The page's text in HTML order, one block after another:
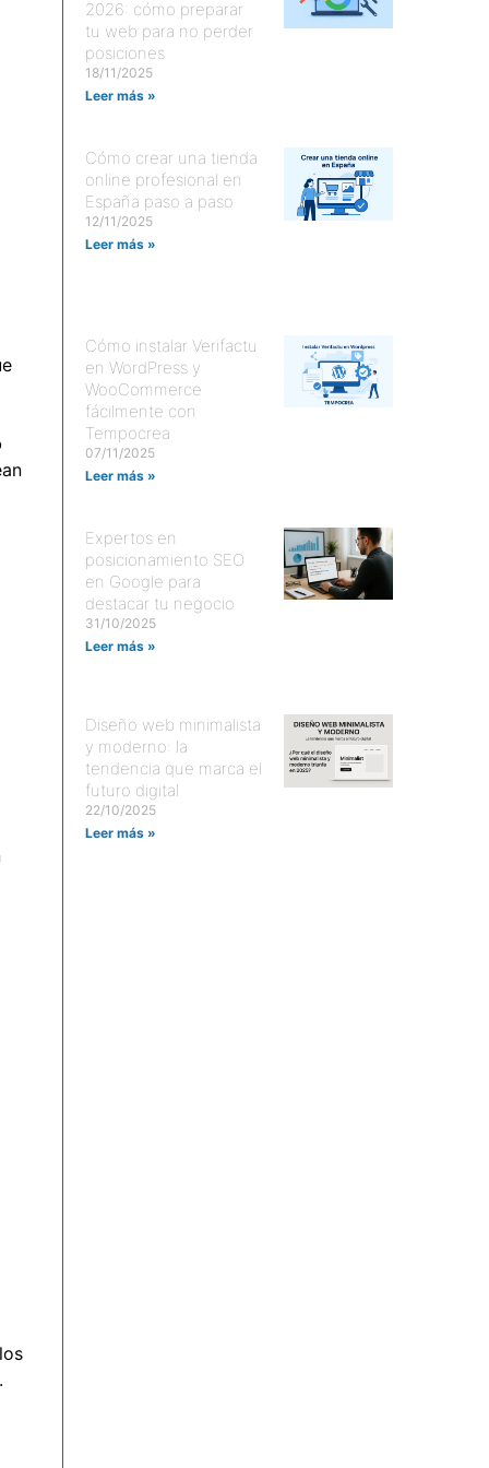
2026: cómo preparar
tu web para no perder
posiciones
18/11/2025
Leer más »
Cómo crear una tienda
online profesional en
España paso a paso
12/11/2025
Leer más »
Cómo instalar Verifactu
en WordPress y
WooCommerce
fácilmente con
Tempocrea
07/11/2025
Leer más »
Expertos en
posicionamiento SEO
en Google para
destacar tu negocio
31/10/2025
Leer más »
Diseño web minimalista
y moderno: la
tendencia que marca el
futuro digital
22/10/2025
Leer más »